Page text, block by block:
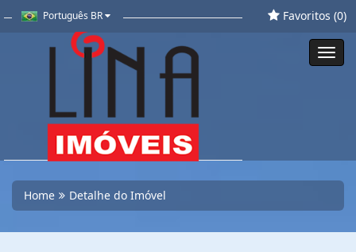
Português BR Favoritos (0)
Home Detalhe do Imóvel